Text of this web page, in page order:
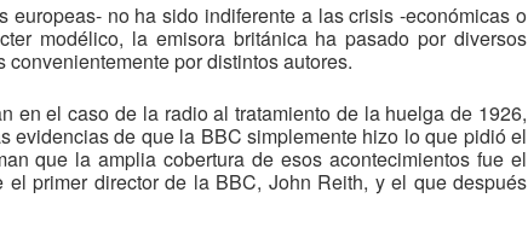
no ha sido indiferente a las crisis -económicas o
modélico, la emisora británica ha pasado por diversos
por distintos autores.
en el caso de la radio al tratamiento de la huelga de 1926,
de que la BBC simplemente hizo lo que pidió el
que la amplia cobertura de esos acontecimientos fue el
primer director de la BBC, John Reith, y el que después